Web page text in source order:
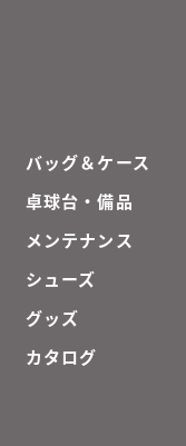
バッグ＆ケース
卓球台・備品
メンテナンス
シューズ
グッズ
カタログ